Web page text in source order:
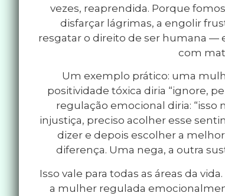
vezes, reaprendida. Porque
disfarçar lágrimas, a engolir
resgatar o direito de ser humana —
com
Um exemplo prático: uma
positividade tóxica diria “ignore,
regulação emocional diria: “isso
injustiça, preciso acolher esse
dizer e depois escolher a
diferença. Uma nega, a outra
Isso vale para todas as áreas da
a mulher regulada